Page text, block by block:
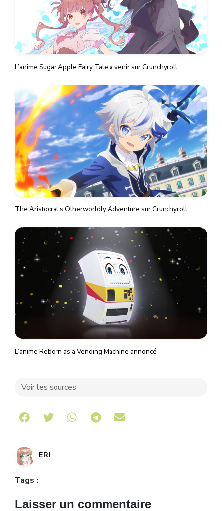
L’anime Sugar Apple Fairy Tale à venir sur Crunchyroll
The Aristocrat’s Otherworldly Adventure sur Crunchyroll
L’anime Reborn as a Vending Machine annoncé
Voir les sources
Share on Telegram
ERI
Tags :
Laisser un commentaire